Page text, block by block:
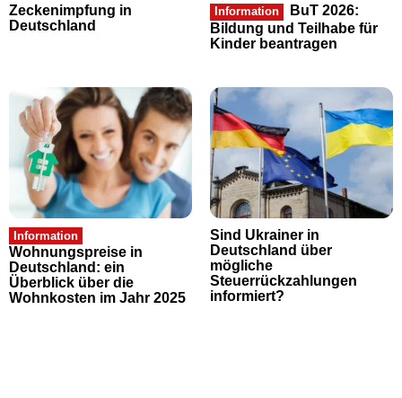
Zeckenimpfung in
Deutschland
Information
BuT 2026:
Bildung und Teilhabe für
Kinder beantragen
Information
Wohnungspreise in
Deutschland: ein
Überblick über die
Wohnkosten im Jahr 2025
Sind Ukrainer in
Deutschland über
mögliche
Steuerrückzahlungen
informiert?